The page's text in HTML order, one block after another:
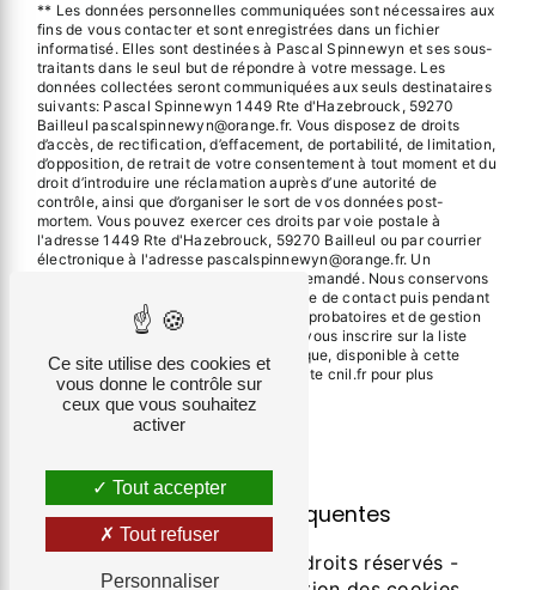
** Les données personnelles communiquées sont nécessaires aux
fins de vous contacter et sont enregistrées dans un fichier
informatisé. Elles sont destinées à Pascal Spinnewyn et ses sous-
traitants dans le seul but de répondre à votre message. Les
données collectées seront communiquées aux seuls destinataires
suivants: Pascal Spinnewyn 1449 Rte d'Hazebrouck, 59270
Bailleul pascalspinnewyn@orange.fr. Vous disposez de droits
d’accès, de rectification, d’effacement, de portabilité, de limitation,
d’opposition, de retrait de votre consentement à tout moment et du
droit d’introduire une réclamation auprès d’une autorité de
contrôle, ainsi que d’organiser le sort de vos données post-
mortem. Vous pouvez exercer ces droits par voie postale à
l'adresse 1449 Rte d'Hazebrouck, 59270 Bailleul ou par courrier
électronique à l'adresse pascalspinnewyn@orange.fr. Un
justificatif d'identité pourra vous être demandé. Nous conservons
vos données pendant la période de prise de contact puis pendant
la durée de prescription légale aux fins probatoires et de gestion
des contentieux. Vous avez le droit de vous inscrire sur la liste
d'opposition au démarchage téléphonique, disponible à cette
adresse:Bloctel.gouv.fr. Consultez le site cnil.fr pour plus
d’informations sur vos droits.
Recherches fréquentes
- 2026 - Tous droits réservés -
Ce site utilise des cookies et
vous donne le contrôle sur
ceux que vous souhaitez
activer
Tout accepter
Tout refuser
Personnaliser